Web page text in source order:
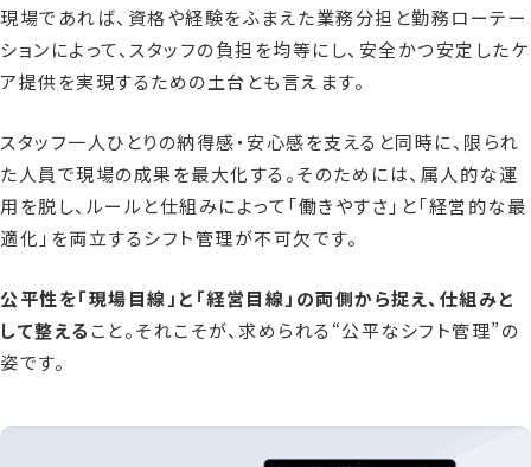
現場であれば、資格や経験をふまえた業務分担と勤務ローテー
ションによって、スタッフの負担を均等にし、安全かつ安定したケ
ア提供を実現するための土台とも言えます。
スタッフ一人ひとりの納得感・安心感を支えると同時に、限られ
た人員で現場の成果を最大化する。そのためには、属人的な運
用を脱し、ルールと仕組みによって「働きやすさ」と「経営的な最
適化」を両立するシフト管理が不可欠です。
公平性を「現場目線」と「経営目線」の両側から捉え、仕組みと
して整えること。それこそが、求められる“公平なシフト管理”の
姿です。